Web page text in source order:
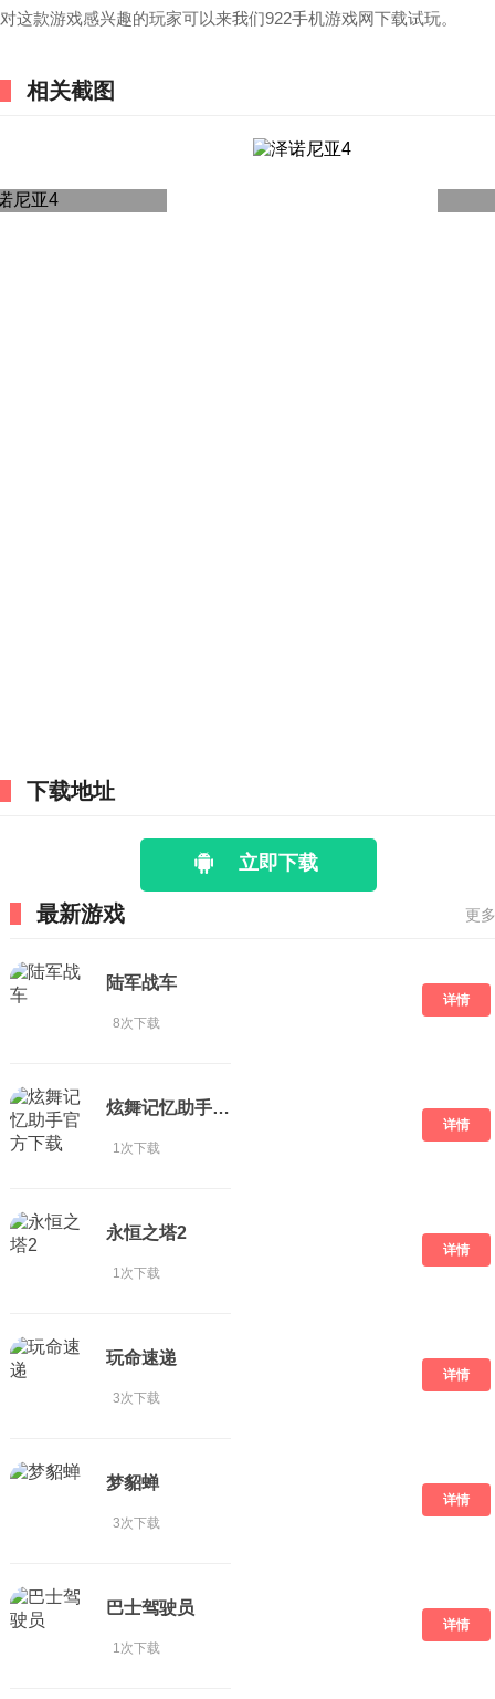
对这款游戏感兴趣的玩家可以来我们922手机游戏网下载试玩。
相关截图
下载地址
立即下载
最新游戏 更
陆军战车
8次下载
详情
炫舞记忆助手官方下载
1次下载
详情
永恒之塔2
1次下载
详情
玩命速递
3次下载
详情
梦貂蝉
3次下载
详情
巴士驾驶员
1次下载
详情